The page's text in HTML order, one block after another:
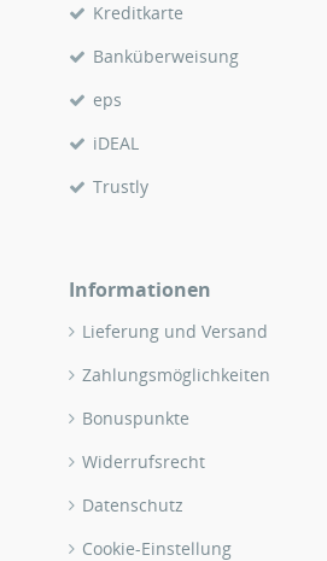
Kreditkarte
Banküberweisung
eps
iDEAL
Trustly
Informationen
Lieferung und Versand
Zahlungsmöglichkeiten
Bonuspunkte
Widerrufsrecht
Datenschutz
Cookie-Einstellung